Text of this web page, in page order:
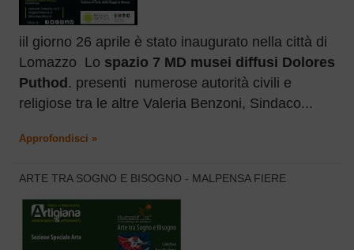
iil giorno 26 aprile è stato inaugurato nella città di
Lomazzo Lo spazio 7 MD musei diffusi Dolores
Puthod . presenti numerose autorità civili e
religiose tra le altre Valeria Benzoni, Sindaco...
Approfondisci »
ARTE TRA SOGNO E BISOGNO - MALPENSA FIERE